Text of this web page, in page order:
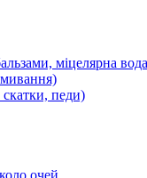
міцелярна
скатки, педи)
очей